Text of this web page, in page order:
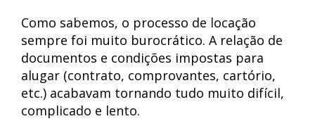
Como sabemos, o processo de locação
sempre foi muito burocrático. A relação de
documentos e condições impostas para
alugar (contrato, comprovantes, cartório,
etc.) acabavam tornando tudo muito difícil,
complicado e lento.